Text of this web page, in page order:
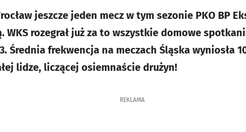
jeszcze jeden mecz w tym sezonie PKO BP
WKS rozegrał już za to wszystkie domowe
Średnia frekwencja na meczach Śląska wyniosła
lidze, liczącej osiemnaście drużyn!
REKLAMA